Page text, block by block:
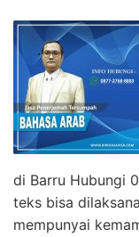
di Barru Hubungi
teks bisa
mempunyai